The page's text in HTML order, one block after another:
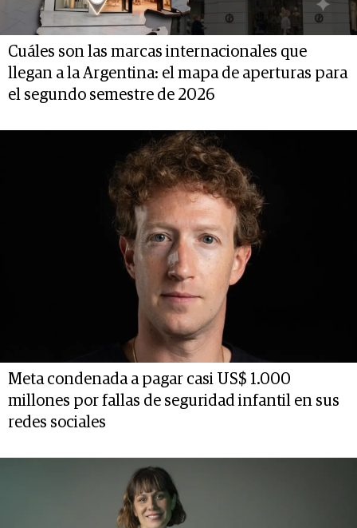
Cuáles son las marcas internacionales que
llegan a la Argentina: el mapa de aperturas para
el segundo semestre de 2026
Meta condenada a pagar casi US$ 1.000
millones por fallas de seguridad infantil en sus
redes sociales